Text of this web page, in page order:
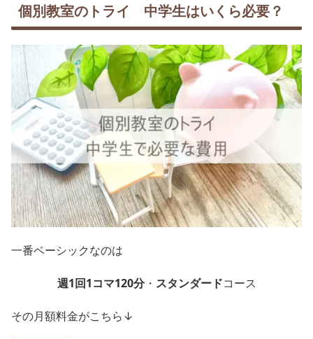
個別教室のトライ 中学生はいくら必要？
一番ベーシックなのは
週1回1コマ120分・ スタンダードコース
その月額料金がこちら↓